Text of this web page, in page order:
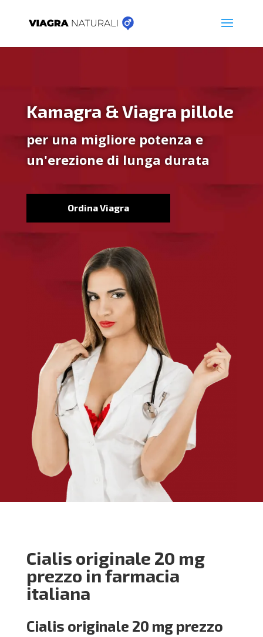
Kamagra & Viagra pillole
per una migliore potenza e
un'erezione di lunga durata
Ordina Viagra
Cialis originale 20 mg
prezzo in farmacia
italiana
Cialis originale 20 mg prezzo